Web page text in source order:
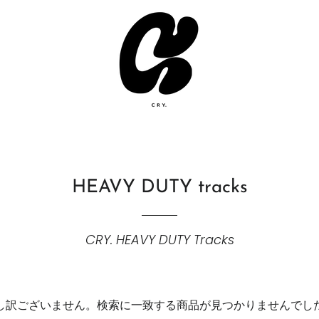
HEAVY DUTY tracks
CRY. HEAVY DUTY Tracks
訳ございません。検索に一致する商品が見つかりませんでし